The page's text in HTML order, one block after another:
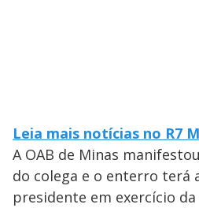
Leia mais notícias no R7
A OAB de Minas
do colega e o enterro terá
presidente em exercício